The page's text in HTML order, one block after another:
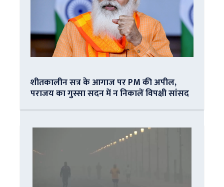
शीतकालीन सत्र के आगाज पर PM की अपील,
पराजय का गुस्सा सदन में न निकालें विपक्षी सांसद